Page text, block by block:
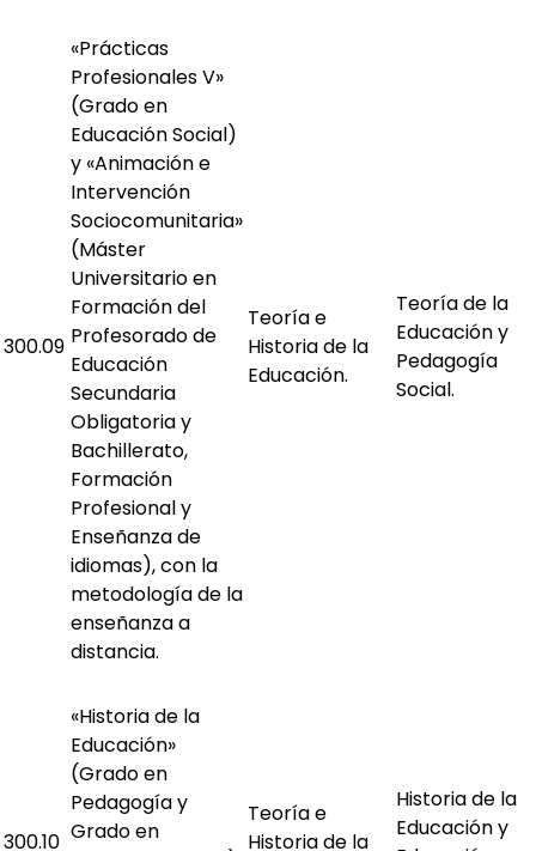
300.09
«Prácticas
Profesionales V»
(Grado en
Educación Social)
y «Animación e
Intervención
Sociocomunitaria»
(Máster
Universitario en
Formación del
Profesorado de
Educación
Secundaria
Obligatoria y
Bachillerato,
Formación
Profesional y
Enseñanza de
idiomas), con la
metodología de la
enseñanza a
distancia.
Teoría e
Historia de la
Educación.
Teoría de la
Educación y
Pedagogía
Social.
300.10
«Historia de la
Educación»
(Grado en
Pedagogía y
Grado en
Teoría e
Historia de la
Historia de la
Educación y